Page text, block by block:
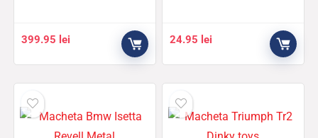
399.95 lei 24.95 lei